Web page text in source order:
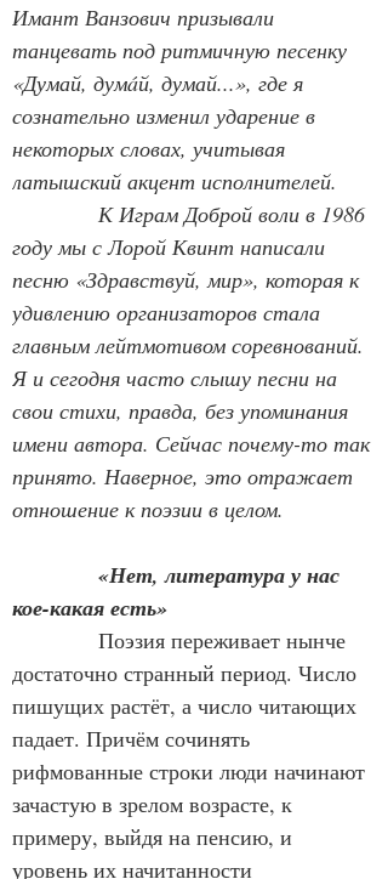
Имант Ванзович призывали
танцевать под ритмичную песенку
«Думай, думáй, думай...», где я
сознательно изменил ударение в
некоторых словах, учитывая
латышский акцент исполнителей.
К Играм Доброй воли в 1986
году мы с Лорой Квинт написали
песню «Здравствуй, мир», которая к
удивлению организаторов стала
главным лейтмотивом соревнований.
Я и сегодня часто слышу песни на
свои стихи, правда, без упоминания
имени автора. Сейчас почему-то так
принято. Наверное, это отражает
отношение к поэзии в целом.
«Нет, литература у нас
кое-какая есть»
Поэзия переживает нынче
достаточно странный период. Число
пишущих растёт, а число читающих
падает. Причём сочинять
рифмованные строки люди начинают
зачастую в зрелом возрасте, к
примеру, выйдя на пенсию, и
уровень их начитанности